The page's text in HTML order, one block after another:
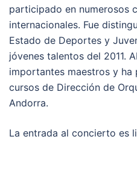
participado en numerosos
internacionales. Fue
Estado de Deportes y
jóvenes talentos del 2011.
importantes maestros y
cursos de Dirección de
Andorra.
La entrada al concierto es